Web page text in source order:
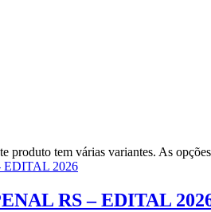
produto tem várias variantes. As
RS – EDITAL